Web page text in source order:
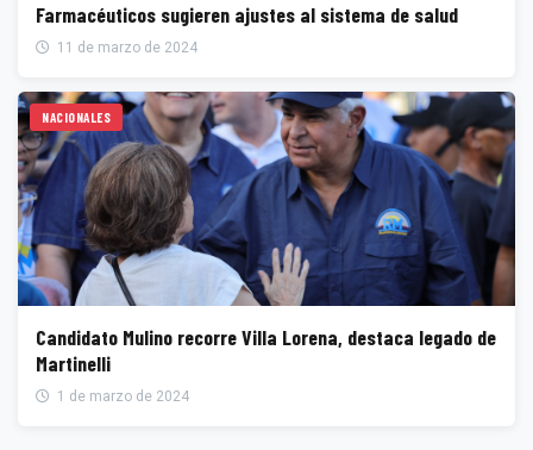
Farmacéuticos sugieren ajustes al sistema de salud
11 de marzo de 2024
NACIONALES
Candidato Mulino recorre Villa Lorena, destaca legado de
Martinelli
1 de marzo de 2024